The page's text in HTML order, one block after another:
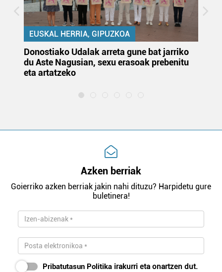
EUSKAL HERRIA, GIPUZKOA
Donostiako Udalak arreta gune bat jarriko
du Aste Nagusian, sexu erasoak prebenitu
eta artatzeko
Azken berriak
Goierriko azken berriak jakin nahi dituzu? Harpidetu gure
buletinera!
Pribatutasun Politika irakurri eta onartzen dut.